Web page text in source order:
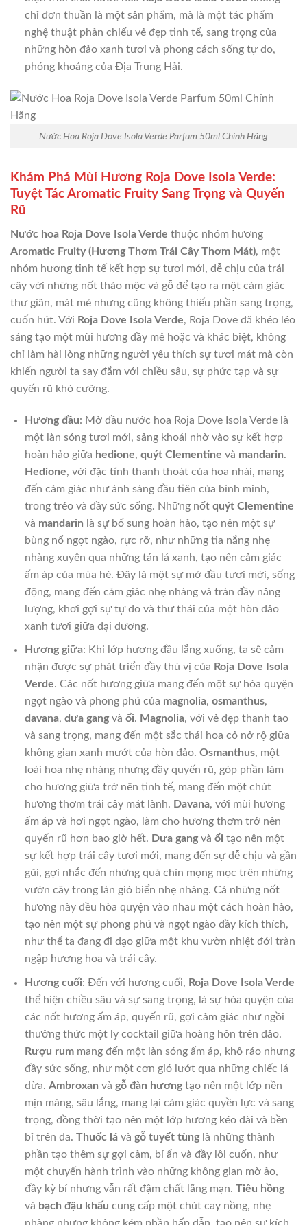
chỉ đơn thuần là một sản phẩm, mà là một tác phẩm
nghệ thuật phản chiếu vẻ đẹp tinh tế, sang trọng của
những hòn đảo xanh tươi và phong cách sống tự do,
phóng khoáng của Địa Trung Hải.
Nước Hoa Roja Dove Isola Verde Parfum 50ml Chính Hãng
Khám Phá Mùi Hương Roja Dove Isola Verde:
Tuyệt Tác Aromatic Fruity Sang Trọng và Quyến
Rũ
Nước hoa Roja Dove Isola Verde thuộc nhóm hương
Aromatic Fruity (Hương Thơm Trái Cây Thơm Mát), một
nhóm hương tinh tế kết hợp sự tươi mới, dễ chịu của trái
cây với những nốt thảo mộc và gỗ để tạo ra một cảm giác
thư giãn, mát mẻ nhưng cũng không thiếu phần sang trọng,
cuốn hút. Với Roja Dove Isola Verde, Roja Dove đã khéo léo
sáng tạo một mùi hương đầy mê hoặc và khác biệt, không
chỉ làm hài lòng những người yêu thích sự tươi mát mà còn
khiến người ta say đắm với chiều sâu, sự phức tạp và sự
quyến rũ khó cưỡng.
Hương đầu: Mở đầu nước hoa Roja Dove Isola Verde là
một làn sóng tươi mới, sảng khoái nhờ vào sự kết hợp
hoàn hảo giữa hedione, quýt Clementine và mandarin.
Hedione, với đặc tính thanh thoát của hoa nhài, mang
đến cảm giác như ánh sáng đầu tiên của bình minh,
trong trẻo và đầy sức sống. Những nốt quýt Clementine
và mandarin là sự bổ sung hoàn hảo, tạo nên một sự
bùng nổ ngọt ngào, rực rỡ, như những tia nắng nhẹ
nhàng xuyên qua những tán lá xanh, tạo nên cảm giác
ấm áp của mùa hè. Đây là một sự mở đầu tươi mới, sống
động, mang đến cảm giác nhẹ nhàng và tràn đầy năng
lượng, khơi gợi sự tự do và thư thái của một hòn đảo
xanh tươi giữa đại dương.
Hương giữa: Khi lớp hương đầu lắng xuống, ta sẽ cảm
nhận được sự phát triển đầy thú vị của Roja Dove Isola
Verde. Các nốt hương giữa mang đến một sự hòa quyện
ngọt ngào và phong phú của magnolia, osmanthus,
davana, dưa gangvà ổi. Magnolia, với vẻ đẹp thanh tao
và sang trọng, mang đến một sắc thái hoa cỏ nở rộ giữa
không gian xanh mướt của hòn đảo. Osmanthus, một
loài hoa nhẹ nhàng nhưng đầy quyến rũ, góp phần làm
cho hương giữa trở nên tinh tế, mang đến một chút
hương thơm trái cây mát lành. Davana, với mùi hương
ấm áp và hơi ngọt ngào, làm cho hương thơm trở nên
quyến rũ hơn bao giờ hết. Dưa gangvà ổi tạo nên một
sự kết hợp trái cây tươi mới, mang đến sự dễ chịu và gần
gũi, gợi nhắc đến những quả chín mọng mọc trên những
vườn cây trong làn gió biển nhẹ nhàng. Cả những nốt
hương này đều hòa quyện vào nhau một cách hoàn hảo,
tạo nên một sự phong phú và ngọt ngào đầy kích thích,
như thể ta đang đi dạo giữa một khu vườn nhiệt đới tràn
ngập hương hoa và trái cây.
Hương cuối: Đến với hương cuối, Roja Dove Isola Verde
thể hiện chiều sâu và sự sang trọng, là sự hòa quyện của
các nốt hương ấm áp, quyến rũ, gợi cảm giác như ngồi
thưởng thức một ly cocktail giữa hoàng hôn trên đảo.
Rượu rummang đến một làn sóng ấm áp, khô ráo nhưng
đầy sức sống, như một cơn gió lướt qua những chiếc lá
dừa. Ambroxan và gỗ đàn hươngtạo nên một lớp nền
mịn màng, sâu lắng, mang lại cảm giác quyền lực và sang
trọng, đồng thời tạo nên một lớp hương kéo dài và bền
bỉ trên da. Thuốc lávà gỗ tuyết tùnglà những thành
phần tạo thêm sự gợi cảm, bí ẩn và đầy lôi cuốn, như
một chuyến hành trình vào những không gian mờ ảo,
đầy kỳ bí nhưng vẫn rất đậm chất lãng mạn. Tiêu hồng
và bạch đậu khấu cung cấp một chút cay nồng, nhẹ